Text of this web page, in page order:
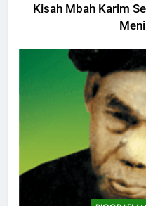
Kisah Mbah Karim